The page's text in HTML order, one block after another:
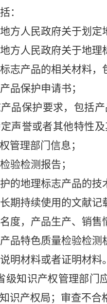
：
方人民政府关于划定
方人民政府关于地理
志产品的相关材料，
品保护申请书；
品保护要求，包括
声誉或者其他特性
管理部门信息；
验检测报告；
的地理标志产品的技
期持续使用的文献记
度，产品生产、销售
品特色质量检验检测
明材料或者证明材料。
级知识产权管理部门
识产权局；审查不合